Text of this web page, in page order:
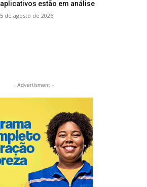
aplicativos estão em análise
5 de agosto de 2026
- Advertisment -